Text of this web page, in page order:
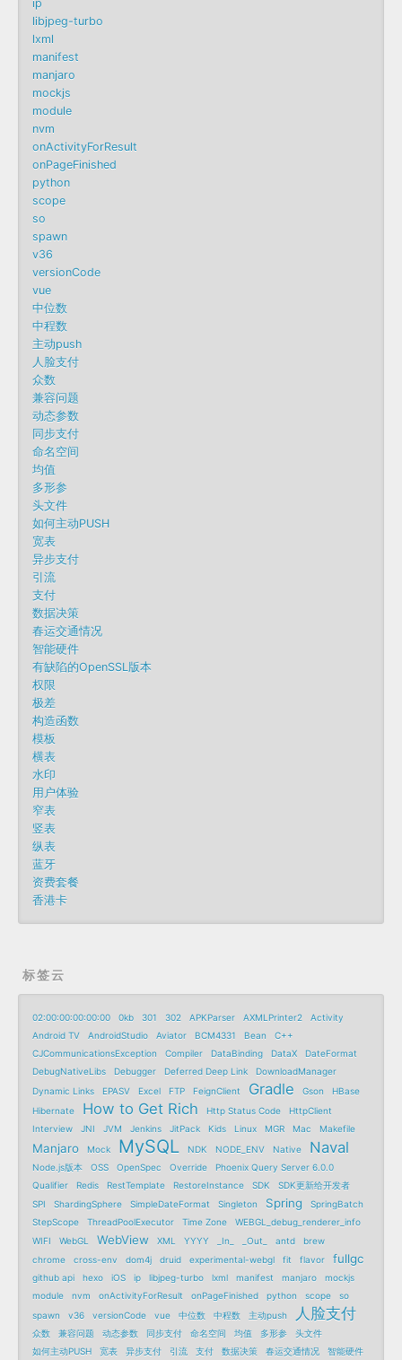
ip
libjpeg-turbo
lxml
manifest
manjaro
mockjs
module
nvm
onActivityForResult
onPageFinished
python
scope
so
spawn
v36
versionCode
vue
中位数
中程数
主动push
人脸支付
众数
兼容问题
动态参数
同步支付
命名空间
均值
多形参
头文件
如何主动PUSH
宽表
异步支付
引流
支付
数据决策
春运交通情况
智能硬件
有缺陷的OpenSSL版本
权限
极差
构造函数
模板
横表
水印
用户体验
窄表
竖表
纵表
蓝牙
资费套餐
香港卡
标签云
02:00:00:00:00:00 0kb 301 302 APKParser AXMLPrinter2
Activity
Android TV
AndroidStudio Aviator BCM4331 Bean
C++
CJCommunicationsException
Compiler DataBinding DataX
DateFormat
DebugNativeLibs
Debugger Deferred Deep Link
DownloadManager
Dynamic Links
EPASV Excel FTP FeignClient Gradle Gson
HBase
Hibernate
How to Get Rich Http Status Code
HttpClient
Interview
JNI JVM Jenkins JitPack Kids Linux MGR Mac Makefile
Manjaro Mock MySQL NDK NODE_ENV Native Naval
Node.js版本 OSS OpenSpec Override
Phoenix Query Server 6.0.0
Qualifier
Redis RestTemplate RestoreInstance SDK
SDK更新给开发者
SPI
ShardingSphere SimpleDateFormat Singleton Spring
SpringBatch
StepScope
ThreadPoolExecutor Time Zone
WEBGL_debug_renderer_info
WIFI
WebGL WebView XML YYYY _In_ _Out_ antd
brew
chrome
cross-env dom4j druid experimental-webgl fit flavor fullgc
github api hexo iOS ip libjpeg-turbo lxml manifest manjaro
mockjs
module
nvm onActivityForResult onPageFinished python scope
so
spawn
v36 versionCode vue 中位数 中程数 主动push 人脸支付
众数 兼容问题 动态参数 同步支付 命名空间 均值 多形参
头文件
如何主动PUSH
宽表 异步支付 引流 支付 数据决策 春运交通情况
智能硬件